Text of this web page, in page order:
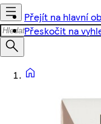
Přejít na hlavní
Přeskočit na